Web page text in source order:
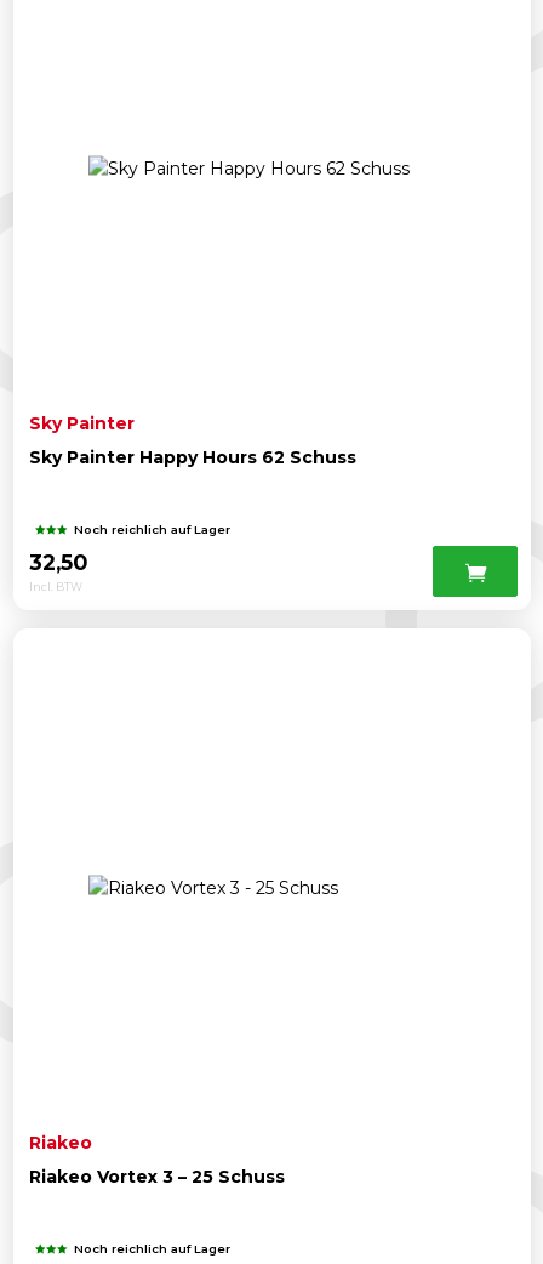
Sky Painter
Sky Painter Happy Hours 62 Schuss
Noch reichlich auf Lager
32,50
Incl. BTW
Riakeo
Riakeo Vortex 3 – 25 Schuss
Noch reichlich auf Lager